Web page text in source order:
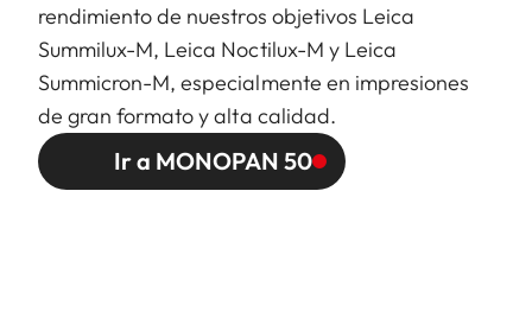
rendimiento de nuestros objetivos Leica
Summilux-M, Leica Noctilux-M y Leica
Summicron-M, especialmente en impresiones
de gran formato y alta calidad.
Ir a MONOPAN 50